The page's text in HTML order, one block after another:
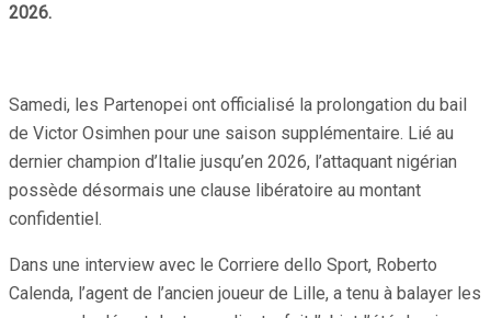
2026.
Samedi, les Partenopei ont officialisé la prolongation du bail
de Victor Osimhen pour une saison supplémentaire. Lié au
dernier champion d’Italie jusqu’en 2026, l’attaquant nigérian
possède désormais une clause libératoire au montant
confidentiel.
Dans une interview avec le Corriere dello Sport, Roberto
Calenda, l’agent de l’ancien joueur de Lille, a tenu à balayer les